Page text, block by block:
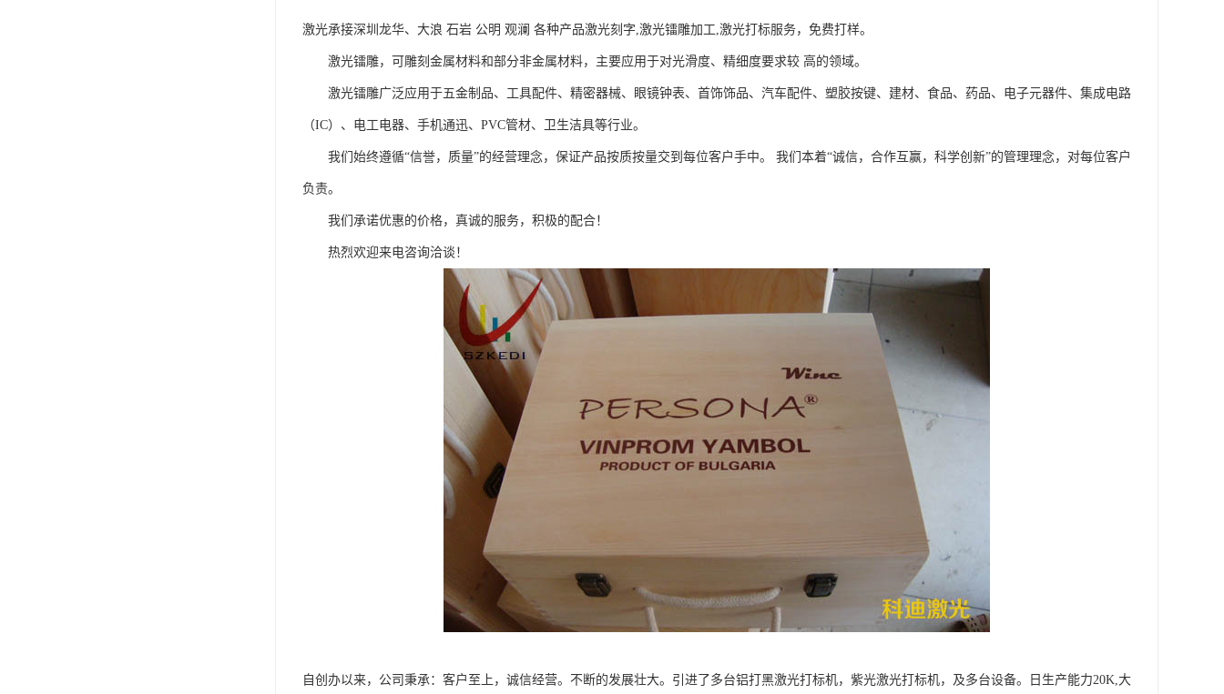
激光承接深圳龙华、大浪 石岩 公明 观澜 各种产品激光刻字,激光镭雕加工,激光打标服务，免费打样。
激光镭雕，可雕刻金属材料和部分非金属材料，主要应用于对光滑度、精细度要求较 高的领域。
激光镭雕广泛应用于五金制品、工具配件、精密器械、眼镜钟表、首饰饰品、汽车配件、塑胶按键、建材、食品、药品、电子元器件、集成电路
（IC）、电工电器、手机通迅、PVC管材、卫生洁具等行业。
我们始终遵循“信誉，质量”的经营理念，保证产品按质按量交到每位客户手中。 我们本着“诚信，合作互赢，科学创新”的管理理念，对每位客户
负责。
我们承诺优惠的价格，真诚的服务，积极的配合！
热烈欢迎来电咨询洽谈！
自创办以来，公司秉承：客户至上，诚信经营。不断的发展壮大。引进了多台铝打黑激光打标机，紫光激光打标机，及多台设备。日生产能力20K,大